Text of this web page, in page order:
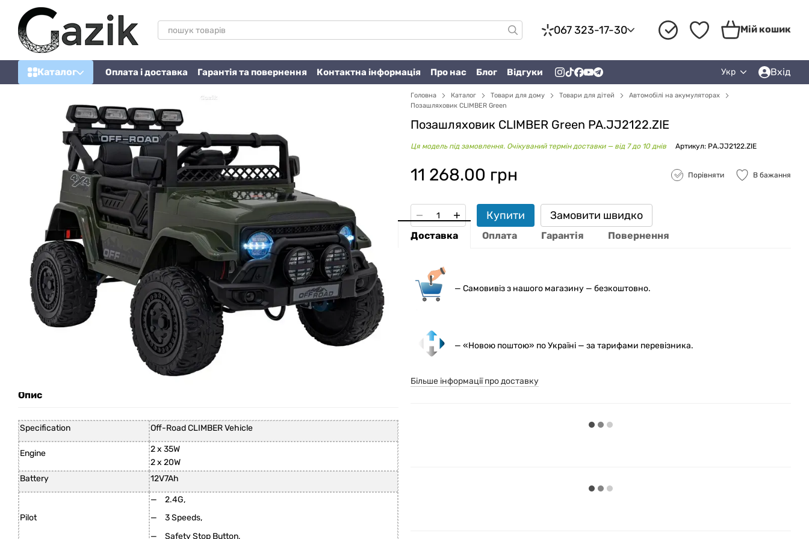
Перейти до основного контенту
067 323-17-30 Мій кошик
Каталог Оплата і доставка Гарантія та повернення Контактна інформація Про нас Блог Відгуки Укр Вхід
Опис
Specification Off-Road CLIMBER Vehicle
Engine
2 x 35W
2 x 20W
Battery
12V7Ah
Pilot
2.4G,
3 Speeds,
Safety Stop Button,
Головна Каталог Товари для дому Товари для дітей
Автомобілі на акумуляторах
Позашляховик CLIMBER Green
Позашляховик CLIMBER Green PA.JJ2122.ZIE
Ця модель під замовлення. Очікуваний термін доставки — від 7 до 10 днів Артикул: PA.JJ2122.ZIE
11 268.00 грн Порівняти В бажання
Купити Замовити швидко
Доставка Оплата Гарантія Повернення
— Самовивіз з нашого магазину — безкоштовно.
— «Новою поштою» по Україні — за тарифами перевізника.
Більше інформації про доставку